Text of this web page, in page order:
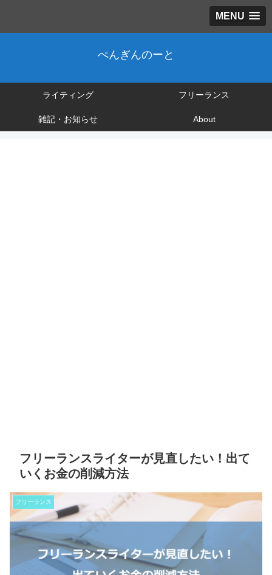
MENU
ぺんぎんのーと
ライティング フリーランス
雑記・お知らせ About
フリーランスライターが見直したい！出て
いくお金の削減方法
フリーランス